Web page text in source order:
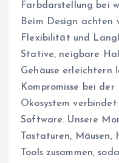
Farbdarstellung bei
Beim Design achten
Flexibilität und
Stative, neigbare
Gehäuse erleichtern
Kompromisse bei
Ökosystem
Software. Unsere
Tastaturen,
Tools zusammen,